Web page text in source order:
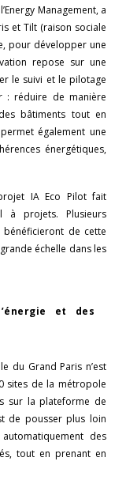
Management, a
et Tilt (raison sociale
pour développer une
repose sur une
le suivi et le pilotage
: réduire de manière
bâtiments tout en
également une
énergétiques,
IA Eco Pilot fait
à projets. Plusieurs
de cette
échelle dans les
et des
du Grand Paris n’est
sites de la métropole
sur la plateforme de
de pousser plus loin
des
tout en prenant en